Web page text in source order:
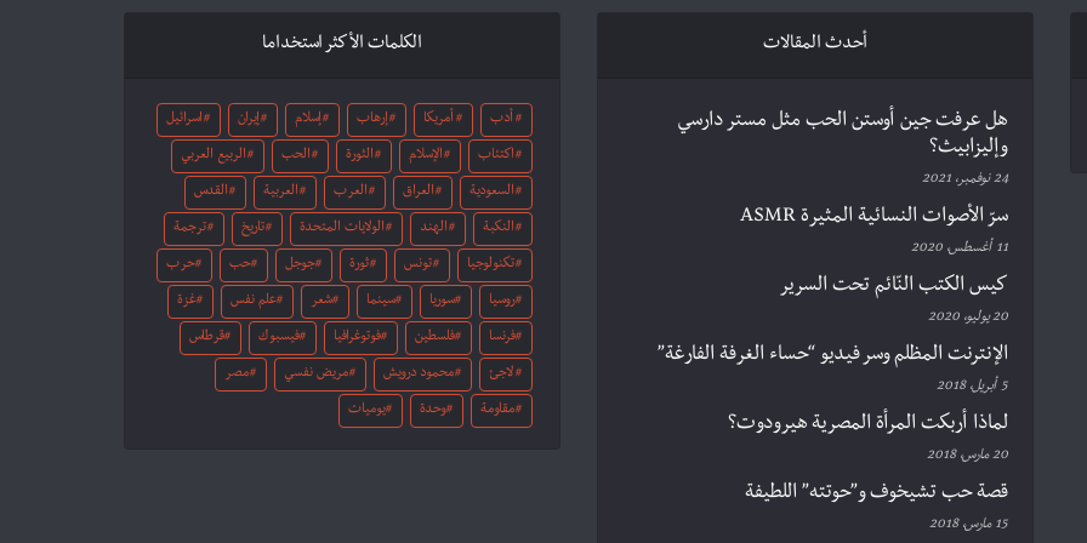
الكلمات الأكثر استخداما
أدب أمريكا إرهاب إسلام إيران اسرائيل
اكتئاب الإسلام الثورة الحب الربيع العربي
السعودية العراق العرب العربية القدس
النكبة الهند الولايات المتحدة تاريخ ترجمة
تكنولوجيا تونس ثورة جوجل حب حرب
روسيا سوريا سينما شعر علم نفس غزة
فرنسا فلسطين فوتوغرافيا فيسبوك قرطاس
لاجئ محمود درويش مريض نفسي مصر
مقاومة وحدة يوميات
أحدث المقالات
هل عرفت جين أوستن الحب مثل مستر دارسي
وإليزابيث؟
24 نوفمبر، 2021
سرّ الأصوات النسائية المثيرة ASMR
11 أغسطس، 2020
كيس الكتب النّائم تحت السرير
20 يوليو، 2020
الإنترنت المظلم وسر فيديو “حساء الغرفة الفارغة”
5 أبريل، 2018
لماذا أربكت المرأة المصرية هيرودوت؟
20 مارس، 2018
قصة حب تشيخوف و”حوتته” اللطيفة
15 مارس، 2018